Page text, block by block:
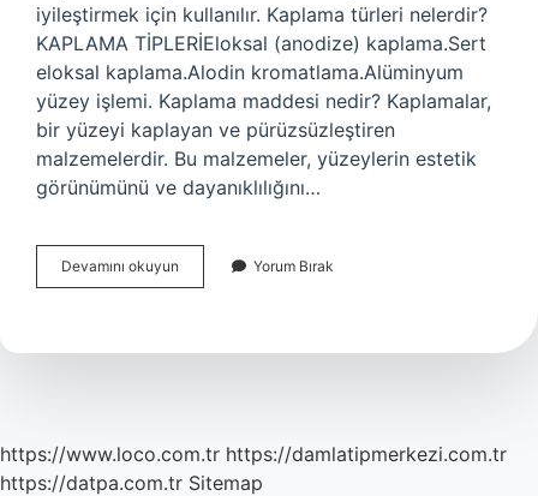
iyileştirmek için kullanılır. Kaplama türleri nelerdir?
KAPLAMA TİPLERİEloksal (anodize) kaplama.Sert
eloksal kaplama.Alodin kromatlama.Alüminyum
yüzey işlemi. Kaplama maddesi nedir? Kaplamalar,
bir yüzeyi kaplayan ve pürüzsüzleştiren
malzemelerdir. Bu malzemeler, yüzeylerin estetik
görünümünü ve dayanıklılığını…
Devamını okuyun Kaplama
Nedir
Yorum Bırak
https://www.loco.com.tr https://damlatipmerkezi.com.tr
https://datpa.com.tr Sitemap